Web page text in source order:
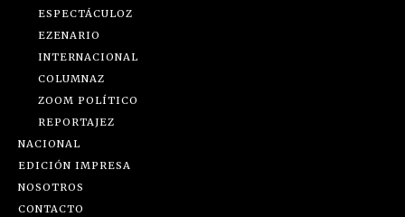
ESPECTÁCULOZ
EZENARIO
INTERNACIONAL
COLUMNAZ
ZOOM POLÍTICO
REPORTAJEZ
NACIONAL
EDICIÓN IMPRESA
NOSOTROS
CONTACTO